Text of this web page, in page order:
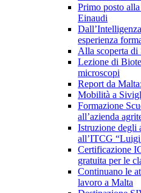
Primo posto
Einaudi
esperienza
Alla scoperta
Lezione di
microscopi
Report da
Mobilità a
Formazione
all’azienda
Istruzione degli
all’ITCG
Certificazione
gratuita per le
Continuano le
lavoro a Malta